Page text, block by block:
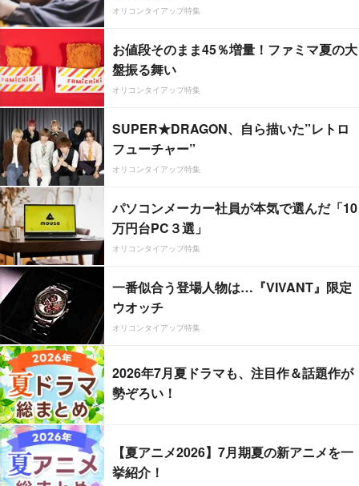
オリコンタイアップ特集
お値段そのまま45％増量！ファミマ夏の大
盤振る舞い
オリコンタイアップ特集
SUPER★DRAGON、自ら描いた”レトロ
フューチャー”
オリコンタイアップ特集
パソコンメーカー社員が本気で選んだ「10
万円台PC３選」
オリコンタイアップ特集
一番似合う登場人物は…『VIVANT』限定
ウオッチ
オリコンタイアップ特集
2026年7月夏ドラマも、注目作＆話題作が
勢ぞろい！
【夏アニメ2026】7月期夏の新アニメを一
挙紹介！